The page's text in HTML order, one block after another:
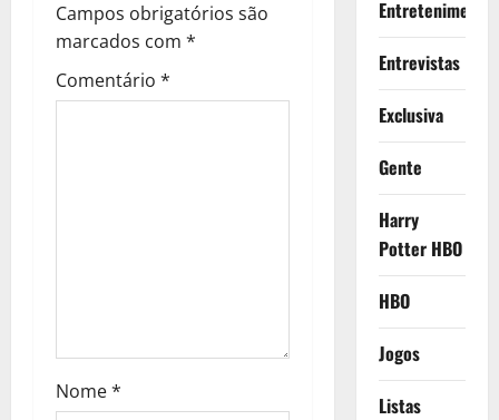
g
a
t
Campos obrigatórios são
marcados com *
Comentário *
Nome*
Entretenimento
Entrevistas
Exclusiva
Gente
Harry
Potter HBO
HBO
Jogos
Listas